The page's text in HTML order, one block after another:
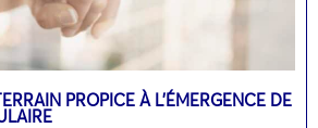
PROPICE À L’ÉMERGENCE DE